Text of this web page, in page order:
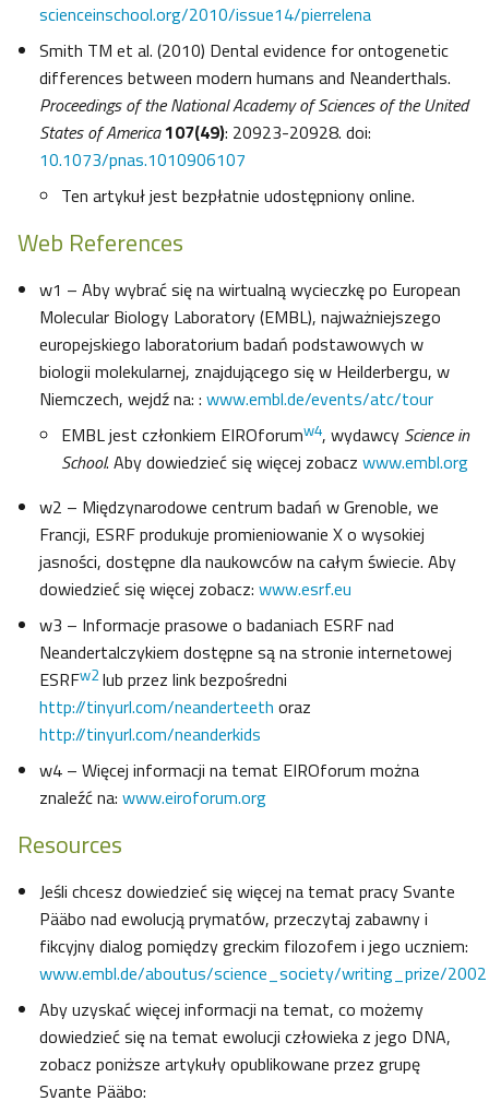
scienceinschool.org/2010/issue14/pierrelena
Smith TM et al. (2010) Dental evidence for ontogenetic
differences between modern humans and Neanderthals.
Proceedings of the National Academy of Sciences of the United
States of America107(49): 20923-20928. doi:
10.1073/pnas.1010906107
Ten artykuł jest bezpłatnie udostępniony online.
Web References
w1 – Aby wybrać się na wirtualną wycieczkę po European
Molecular Biology Laboratory (EMBL), najważniejszego
europejskiego laboratorium badań podstawowych w
biologii molekularnej, znajdującego się w Heilderbergu, w
Niemczech, wejdź na: : www.embl.de/events/atc/tour
EMBL jest członkiem EIROforumw4, wydawcy Science in
School. Aby dowiedzieć się więcej zobacz www.embl.org
w2 – Międzynarodowe centrum badań w Grenoble, we
Francji, ESRF produkuje promieniowanie X o wysokiej
jasności, dostępne dla naukowców na całym świecie. Aby
dowiedzieć się więcej zobacz: www.esrf.eu
w3 – Informacje prasowe o badaniach ESRF nad
Neandertalczykiem dostępne są na stronie internetowej
ESRFw2lub przez link bezpośredni
http://tinyurl.com/neanderteeth oraz
http://tinyurl.com/neanderkids
w4 – Więcej informacji na temat EIROforum można
znaleźć na: www.eiroforum.org
Resources
Jeśli chcesz dowiedzieć się więcej na temat pracy Svante
Pääbo nad ewolucją prymatów, przeczytaj zabawny i
fikcyjny dialog pomiędzy greckim filozofem i jego uczniem:
www.embl.de/aboutus/science_society/writing_prize/
Aby uzyskać więcej informacji na temat, co możemy
dowiedzieć się na temat ewolucji człowieka z jego DNA,
zobacz poniższe artykuły opublikowane przez grupę
Svante Pääbo: